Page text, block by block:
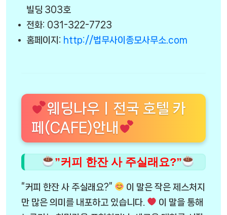
빌딩 303호
전화: 031-322-7723
홈페이지: http://법무사이종모사무소.com
웨딩나우ㅣ전국 호텔 카
페(CAFE)안내
”커피 한잔 사 주실래요?”
“커피 한잔 사 주실래요?”
이 말은 작은 제스처지
만 많은 의미를 내포하고 있습니다.
이 말을 통해